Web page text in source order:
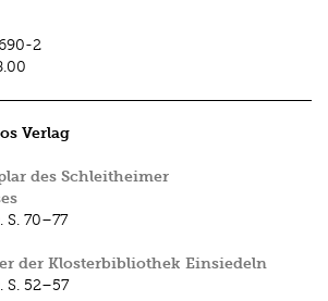
2
Verlag
des Schleitheimer
S. 70–77
der Klosterbibliothek Einsiedeln
S. 52–57